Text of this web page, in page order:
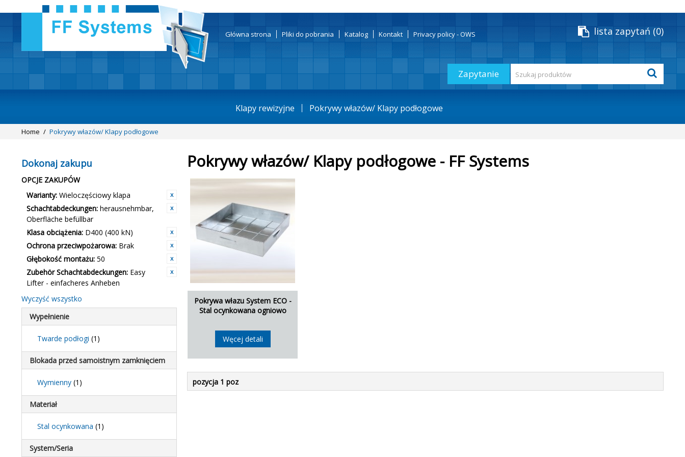
Główna strona Pliki do pobrania Katalog Kontakt Privacy policy - OWS lista zapytań 0
Klapy rewizyjne Pokrywy włazów/ Klapy podłogowe
Zapytanie
Home / Pokrywy włazów/ Klapy podłogowe
Dokonaj zakupu
OPCJE ZAKUPÓW
Warianty: Wieloczęściowy klapa
Schachtabdeckungen: herausnehmbar,
Oberfläche befüllbar
Klasa obciążenia: D400 (400 kN)
Ochrona przeciwpożarowa: Brak
Głębokość montażu: 50
Zubehör Schachtabdeckungen: Easy
Lifter - einfacheres Anheben
Wyczyść wszystko
Wypełnienie
Twarde podłogi (1)
Blokada przed samoistnym zamknięciem
Wymienny (1)
Materiał
Stal ocynkowana (1)
System/Seria
Pokrywy włazów/ Klapy podłogowe - FF Systems
Pokrywa włazu System ECO -
Stal ocynkowana ogniowo
Węcej detali
pozycja 1 poz